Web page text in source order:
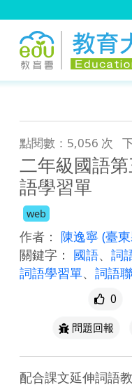
點閱數：5,056 次
二年級國語
語學習單
web
作者： 陳逸寧 (臺
關鍵字： 國語、 詞
詞語學習單、 詞語
0
問題回報
配合課文延伸詞語